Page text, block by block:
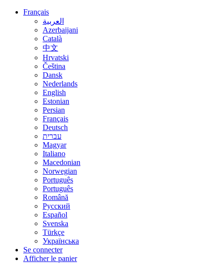
Français
العربية
Azerbaijani
Català
中文
Hrvatski
Čeština
Dansk
Nederlands
English
Estonian
Persian
Français
Deutsch
עברית
Magyar
Italiano
Macedonian
Norwegian
Português
Português
Română
Русский
Español
Svenska
Türkçe
Українська
Se connecter
Afficher le panier